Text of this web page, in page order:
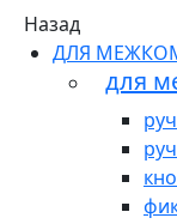
Назад
ДЛЯ
для